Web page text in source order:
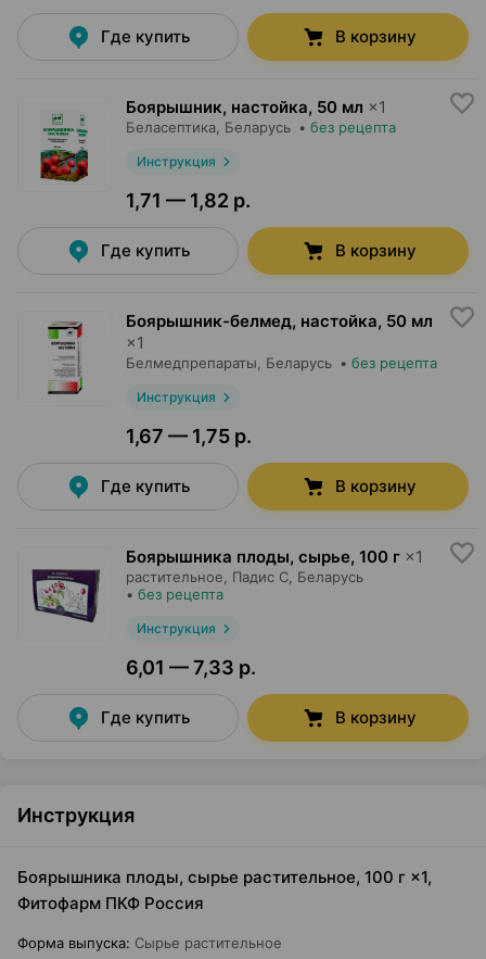
Где купить В корзину
Боярышник, настойка, 50 мл ×1
Беласептика , Беларусь • без рецепта
Инструкция
1,71 — 1,82 р.
Где купить В корзину
Боярышник-белмед, настойка, 50 мл
×1
Белмедпрепараты , Беларусь • без рецепта
Инструкция
1,67 — 1,75 р.
Где купить В корзину
Боярышника плоды, сырье, 100 г ×1
растительное, Падис С , Беларусь
• без рецепта
Инструкция
6,01 — 7,33 р.
Где купить В корзину
Инструкция
Боярышника плоды, сырье растительное, 100 г ×1,
Фитофарм ПКФ Россия
Форма выпуска: Сырье растительное